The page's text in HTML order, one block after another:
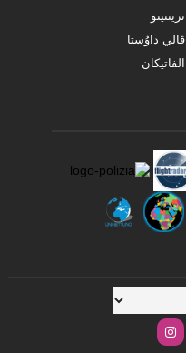
ترينتينو
ڤالي داوُستا
الفاتيكان